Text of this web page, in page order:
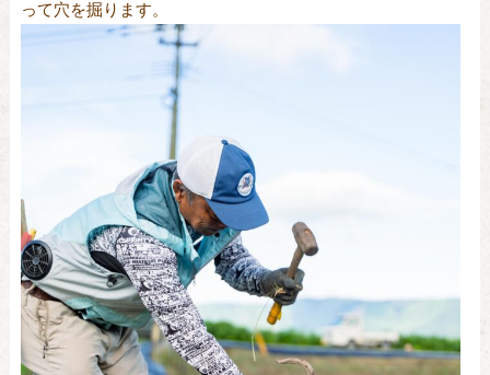
って穴を掘ります。